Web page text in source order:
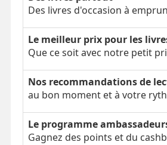
Des livres d'occasion à
Le meilleur prix pour les
Que ce soit avec notre petit
Nos recommandations de
au bon moment et à votre
Le programme
Gagnez des points et du